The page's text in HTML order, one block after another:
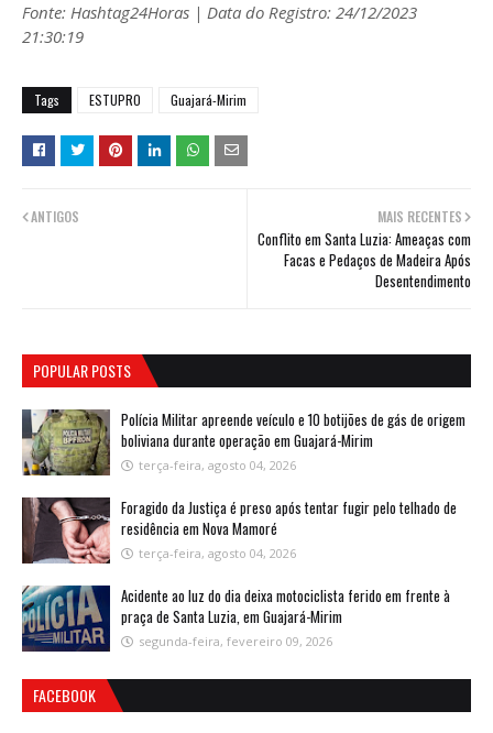
Fonte: Hashtag24Horas | Data do Registro: 24/12/2023
21:30:19
Tags ESTUPRO Guajará-Mirim
MAIS RECENTES
Conflito em Santa Luzia: Ameaças com
Facas e Pedaços de Madeira Após
Desentendimento
ANTIGOS
POPULAR POSTS
Polícia Militar apreende veículo e 10 botijões de gás de origem
boliviana durante operação em Guajará-Mirim
terça-feira, agosto 04, 2026
Foragido da Justiça é preso após tentar fugir pelo telhado de
residência em Nova Mamoré
terça-feira, agosto 04, 2026
Acidente ao luz do dia deixa motociclista ferido em frente à
praça de Santa Luzia, em Guajará-Mirim
segunda-feira, fevereiro 09, 2026
FACEBOOK